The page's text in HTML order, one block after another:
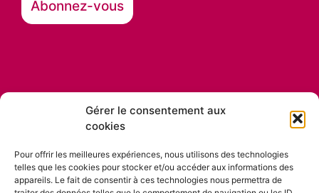
Gérer le consentement aux
cookies
Pour offrir les meilleures expériences, nous utilisons des technologies
telles que les cookies pour stocker et/ou accéder aux informations des
appareils. Le fait de consentir à ces technologies nous permettra de
Nos partenaires